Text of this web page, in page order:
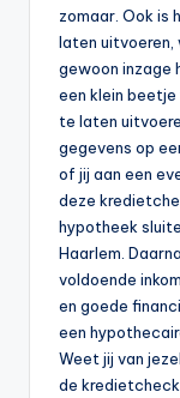
zomaar. Ook is
laten uitvoeren,
gewoon inzage
een klein
te laten
gegevens op
of jij aan een
deze
hypotheek
Haarlem.
voldoende
en goede
een
Weet jij van
de